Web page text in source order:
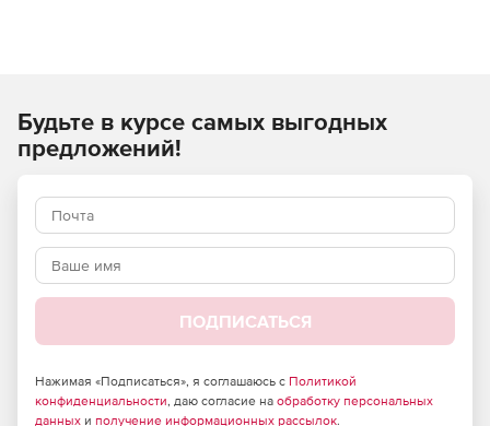
Опыт работы не требуется, так как решение включает:
QuickStart для простого способа создания
собственных планов этажей.
Учебный центр с более чем 100 видео для
повышения ваших навыков.
Будьте в курсе самых выгодных
предложений!
ПОДПИСАТЬСЯ
Нажимая «Подписаться», я соглашаюсь с Политикой
конфиденциальности, даю согласие на обработку персональных
данных и получение информационных рассылок.